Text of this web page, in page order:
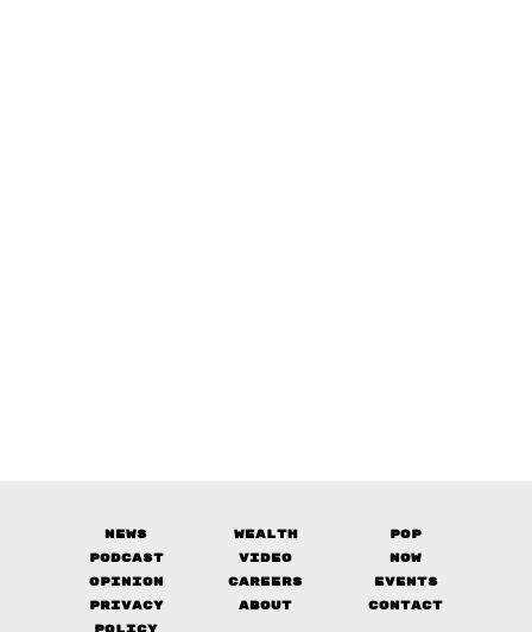
News Wealth
Pop
Podcast
Video
Now
Opinion
Careers
Events
Privacy
About Contact